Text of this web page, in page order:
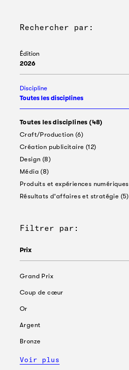
Rechercher par:
Édition
2026
Discipline
Toutes les disciplines
Toutes les disciplines (48)
Craft/Production (6)
Création publicitaire (12)
Design (8)
Média (8)
Produits et expériences numériques
Résultats d'affaires et stratégie (5)
Filtrer par:
Prix
Grand Prix
Coup de cœur
Or
Argent
Bronze
Voir plus